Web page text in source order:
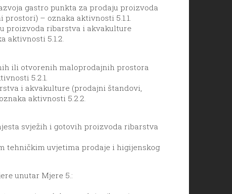
gastro punkta za prodaju proizvoda
– oznaka aktivnosti 5.1.1.
proizvoda ribarstva i akvakulture
aktivnosti 5.1.2.
ili otvorenih maloprodajnih prostora
5.2.1.
i akvakulture (prodajni štandovi,
aktivnosti 5.2.2.
svježih i gotovih proizvoda ribarstva
tehničkim uvjetima prodaje i higijenskog
unutar Mjere 5.: